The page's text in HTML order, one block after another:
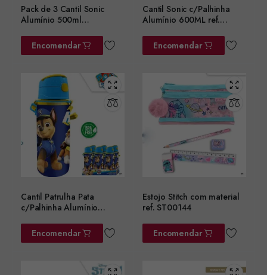
Pack de 3 Cantil Sonic
Alumínio 500ml
Encomendar
Cantil Sonic c/Palhinha
Alumínio 600ML ref.
Encomendar
Cantil Patrulha Pata
c/Palhinha Alumínio
Encomendar
Estojo Stitch com material
ref. ST00144
Encomendar